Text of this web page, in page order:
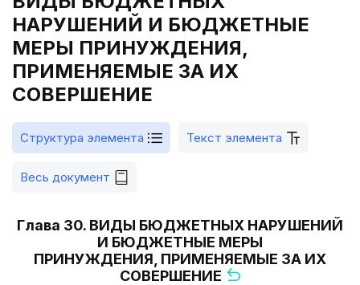
НАРУШЕНИЙ И БЮДЖЕТНЫЕ
МЕРЫ ПРИНУЖДЕНИЯ,
ПРИМЕНЯЕМЫЕ ЗА ИХ
СОВЕРШЕНИЕ
Структура элемента Текст элемента
Весь документ
Глава 30. ВИДЫ БЮДЖЕТНЫХ НАРУШЕНИЙ
И БЮДЖЕТНЫЕ МЕРЫ
ПРИНУЖДЕНИЯ, ПРИМЕНЯЕМЫЕ ЗА ИХ
СОВЕРШЕНИЕ